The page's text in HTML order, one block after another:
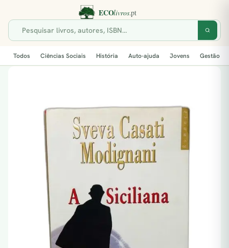
Todos Ciências Sociais História Auto-ajuda Jovens Gestão